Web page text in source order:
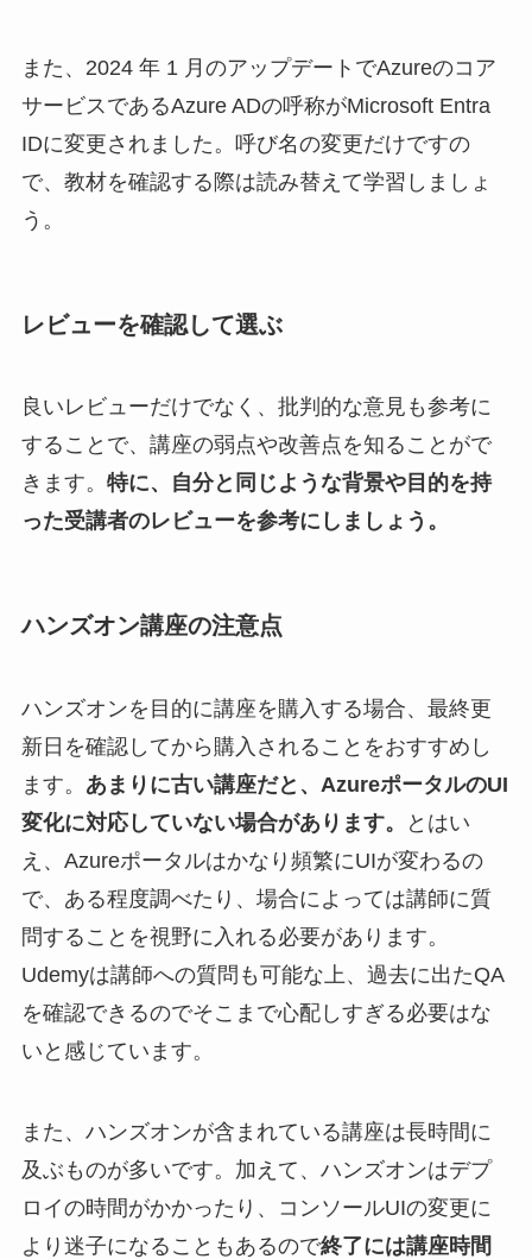
また、2024 年 1 月のアップデートでAzureのコア
サービスであるAzure ADの呼称がMicrosoft Entra
IDに変更されました。呼び名の変更だけですの
で、教材を確認する際は読み替えて学習しましょ
う。
レビューを確認して選ぶ
良いレビューだけでなく、批判的な意見も参考に
することで、講座の弱点や改善点を知ることがで
きます。 特に、自分と同じような背景や目的を持
った受講者のレビューを参考にしましょう。
ハンズオン講座の注意点
ハンズオンを目的に講座を購入する場合、最終更
新日を確認してから購入されることをおすすめし
ます。 あまりに古い講座だと、AzureポータルのUI
変化に対応していない場合があります。
とはい
え、Azureポータルはかなり頻繁にUIが変わるの
で、ある程度調べたり、場合によっては講師に質
問することを視野に入れる必要があります。
Udemyは講師への質問も可能な上、過去に出たQA
を確認できるのでそこまで心配しすぎる必要はな
いと感じています。
また、ハンズオンが含まれている講座は長時間に
及ぶものが多いです。加えて、ハンズオンはデプ
ロイの時間がかかったり、コンソールUIの変更に
より迷子になることもあるので終了には講座時間